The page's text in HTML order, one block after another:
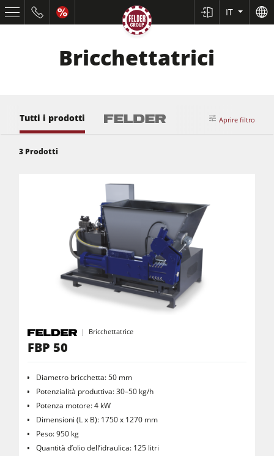
IT
Pialle a filo e spessore
Seghe-Toupie
Macchine combinate (5 funzionalità)
Centri di lavoro CNC
Levigatrici a nastro largo e levigatrici bordi
Seghe a nastro
Cavatrici e Foratrici
Sezionatrici
Bricchettatrici
Aprire filtro
Tutti i prodotti
3 Prodotti
Bricchettatrice
FBP 50
Diametro bricchetta: 50 mm
Potenzialità produttiva: 30–50 kg/h
Potenza motore: 4 kW
Dimensioni (L x B): 1750 x 1270 mm
Peso: 950 kg
Quantità d’olio dell’idraulica: 125 litri